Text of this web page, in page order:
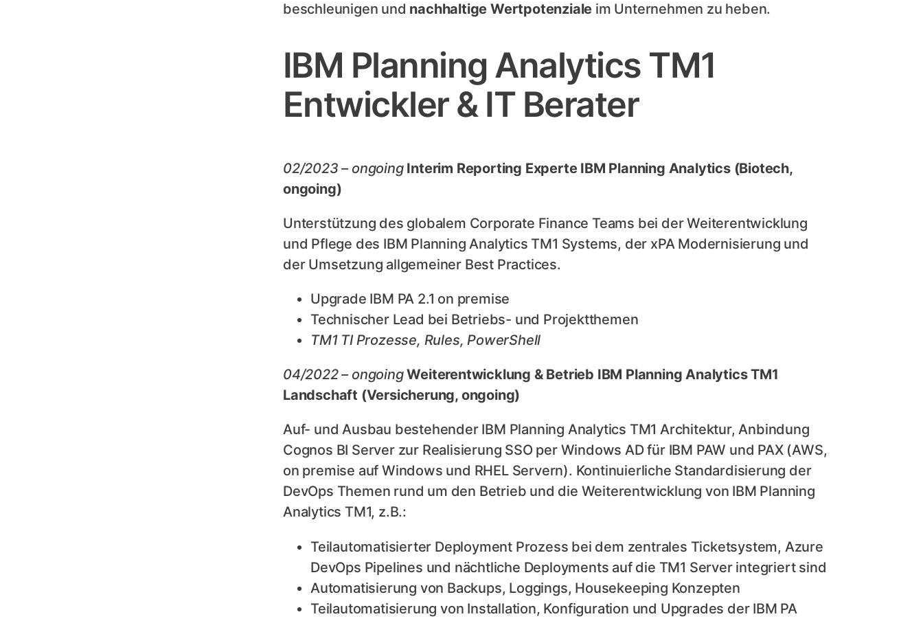
beschleunigen und nachhaltige Wertpotenziale im Unternehmen zu heben.
IBM Planning Analytics TM1
Entwickler & IT Berater
02/2023 – ongoing Interim Reporting Experte IBM Planning Analytics (Biotech,
ongoing)
Unterstützung des globalem Corporate Finance Teams bei der Weiterentwicklung
und Pflege des IBM Planning Analytics TM1 Systems, der xPA Modernisierung und
der Umsetzung allgemeiner Best Practices.
Upgrade IBM PA 2.1 on premise
Technischer Lead bei Betriebs- und Projektthemen
TM1 TI Prozesse, Rules, PowerShell
04/2022 – ongoing Weiterentwicklung & Betrieb IBM Planning Analytics TM1
Landschaft (Versicherung, ongoing)
Auf- und Ausbau bestehender IBM Planning Analytics TM1 Architektur, Anbindung
Cognos BI Server zur Realisierung SSO per Windows AD für IBM PAW und PAX (AWS,
on premise auf Windows und RHEL Servern). Kontinuierliche Standardisierung der
DevOps Themen rund um den Betrieb und die Weiterentwicklung von IBM Planning
Analytics TM1, z.B.:
Teilautomatisierter Deployment Prozess bei dem zentrales Ticketsystem, Azure
DevOps Pipelines und nächtliche Deployments auf die TM1 Server integriert sind
Automatisierung von Backups, Loggings, Housekeeping Konzepten
Teilautomatisierung von Installation, Konfiguration und Upgrades der IBM PA